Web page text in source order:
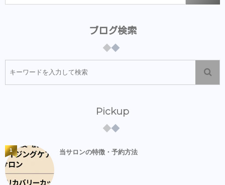
ブログ検索
Pickup
当サロンの特徴・予約方法
1